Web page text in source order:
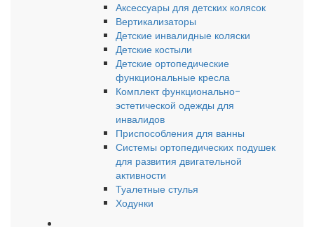
Аксессуары для детских колясок
Вертикализаторы
Детские инвалидные коляски
Детские костыли
Детские ортопедические
функциональные кресла
Комплект функционально-
эстетической одежды для
инвалидов
Приспособления для ванны
Системы ортопедических подушек
для развития двигательной
активности
Туалетные стулья
Ходунки